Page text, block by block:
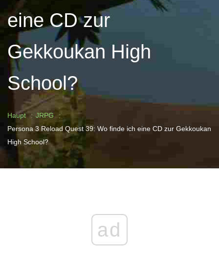
eine CD zur
Gekkoukan High
School?
Haupt
JRPG
Persona 3 Reload Quest 39: Wo finde ich eine CD zur Gekkoukan
High School?
ad